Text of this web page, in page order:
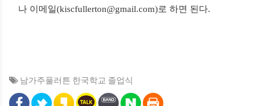
나 이메일(kiscfullerton@gmail.com)로 하면 된다.
남가주풀러튼 한국학교 졸업식